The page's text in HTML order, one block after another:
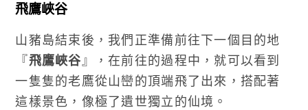
飛鷹峽谷
山豬島結束後，我們正準備前往下一個目的地
『飛鷹峽谷 』，在前往的過程中，就可以看到
一隻隻的老鷹從山巒的頂端飛了出來，搭配著
這樣景色，像極了遺世獨立的仙境。